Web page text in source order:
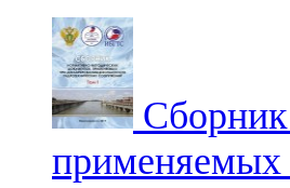
применяемых